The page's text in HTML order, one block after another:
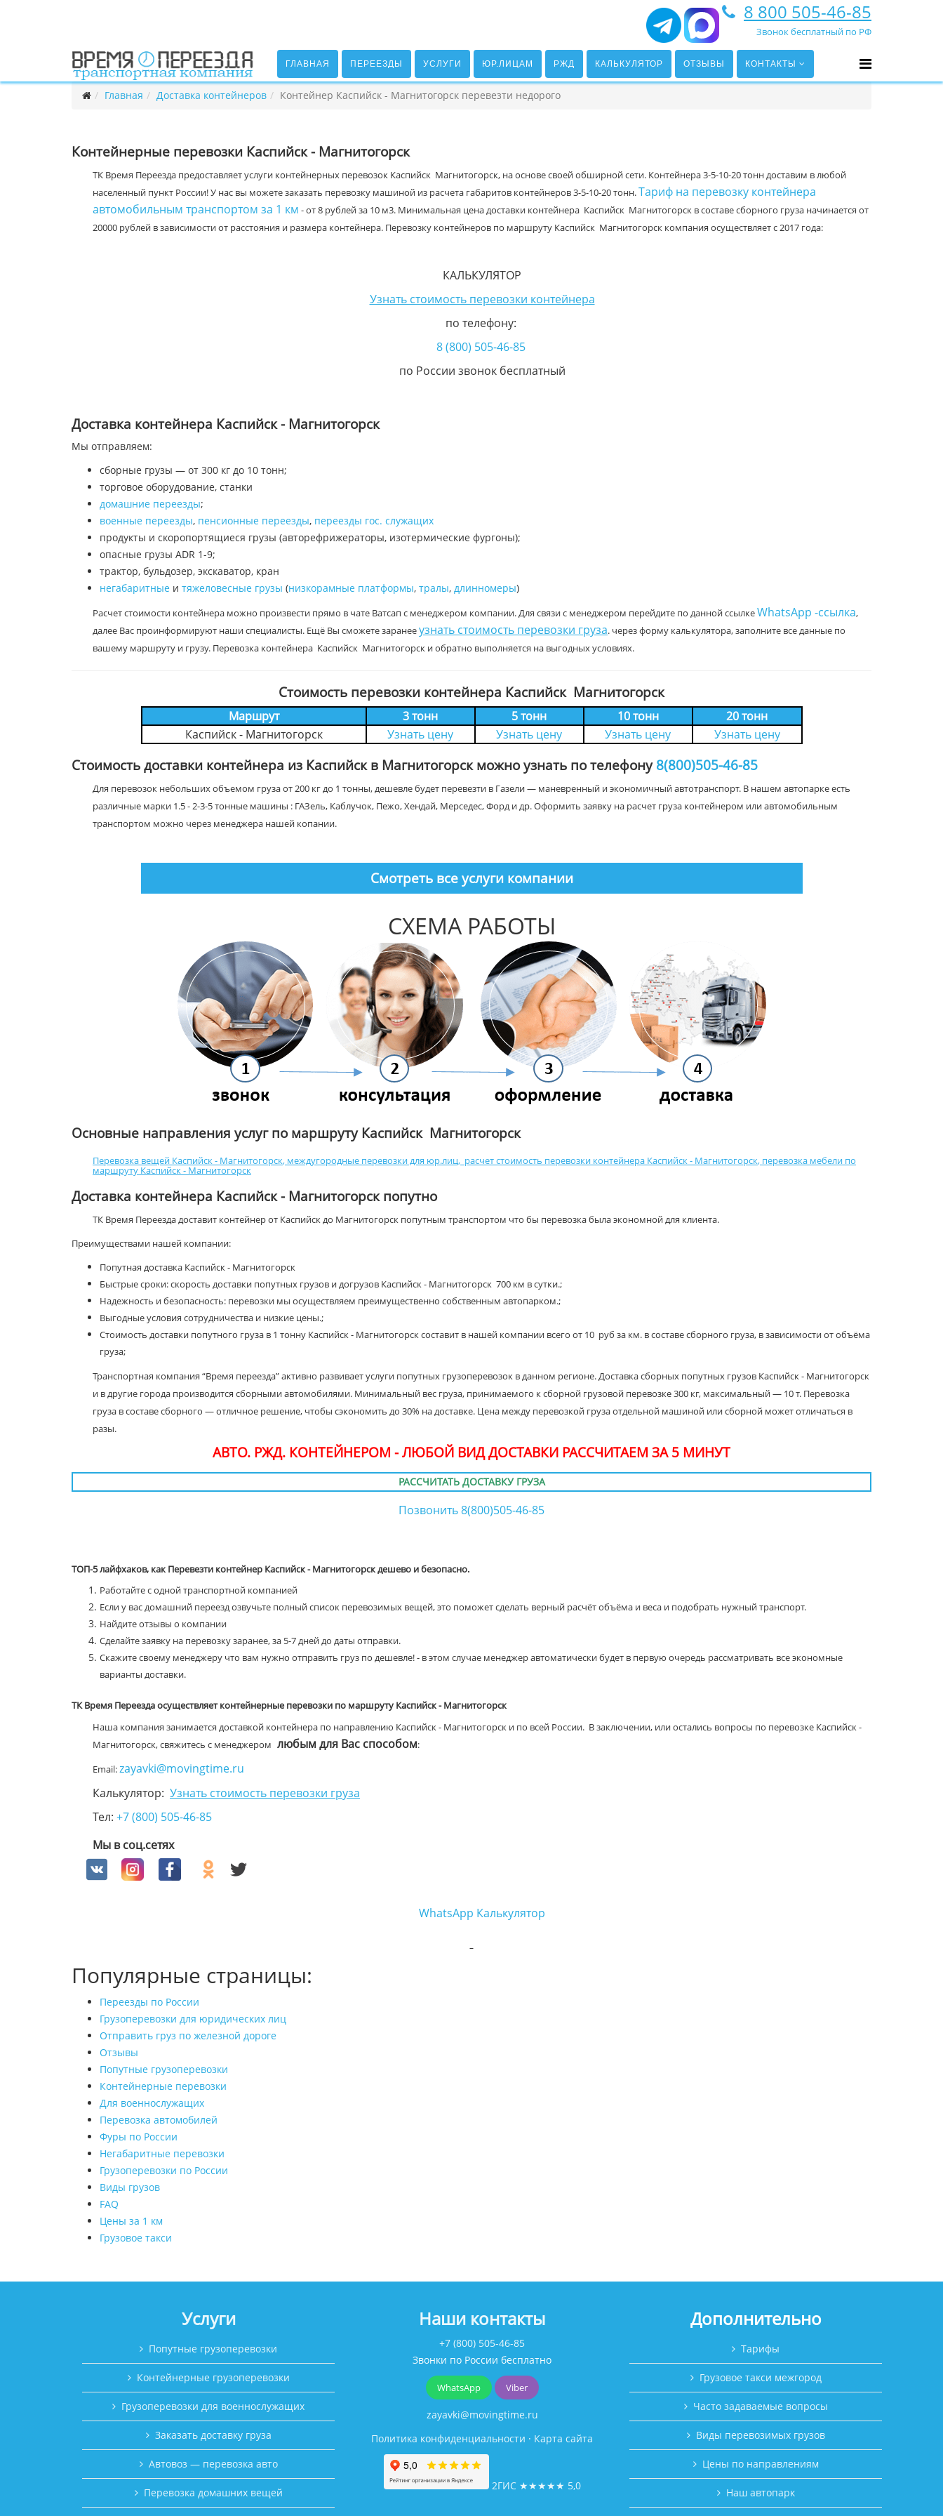
8 800 505-46-85
Звонок бесплатный по РФ
ГЛАВНАЯ ПЕРЕЕЗДЫ УСЛУГИ ЮР.ЛИЦАМ РЖД КАЛЬКУЛЯТОР ОТЗЫВЫ КОНТАКТЫ
Главная Доставка контейнеров Контейнер Каспийск - Магнитогорск перевезти недорого
Контейнерные перевозки Каспийск - Магнитогорск
ТК Время Переезда предоставляет услуги контейнерных перевозок Каспийск Магнитогорск, на основе своей обширной сети. Контейнера 3-5-10-20 тонн доставим в любой
населенный пункт России! У нас вы можете заказать перевозку машиной из расчета габаритов контейнеров 3-5-10-20 тонн.Тариф на перевозку контейнера
автомобильным транспортом за 1 км - от 8 рублей за 10 м3. Минимальная цена доставки контейнера Каспийск Магнитогорск в составе сборного груза начинается от
20000 рублей в зависимости от расстояния и размера контейнера. Перевозку контейнеров по маршруту Каспийск Магнитогорск компания осуществляет с 2017 года:
КАЛЬКУЛЯТОР
Узнать стоимость перевозки контейнера
по телефону:
8 (800) 505-46-85
по России звонок бесплатный
Доставка контейнера Каспийск - Магнитогорск
Мы отправляем:
сборные грузы — от 300 кг до 10 тонн;
торговое оборудование, станки
домашние переезды;
военные переезды, пенсионные переезды, переезды гос. служащих
продукты и скоропортящиеся грузы (авторефрижераторы, изотермические фургоны);
опасные грузы ADR 1-9;
трактор, бульдозер, экскаватор, кран
негабаритные и тяжеловесные грузы (низкорамные платформы, тралы, длинномеры)
Расчет стоимости контейнера можно произвести прямо в чате Ватсап с менеджером компании. Для связи с менеджером перейдите по данной ссылкеWhatsApp -ссылка,
далее Вас проинформируют наши специалисты. Ещё Вы сможете заранееузнать стоимость перевозки груза. через форму калькулятора, заполните все данные по
вашему маршруту и грузу. Перевозка контейнера Каспийск Магнитогорск и обратно выполняется на выгодных условиях.
Стоимость перевозки контейнера Каспийск Магнитогорск
Маршрут 3 тонн 5 тонн 10 тонн
20 тонн
Каспийск - Магнитогорск
Узнать цену Узнать цену Узнать цену Узнать цену
Стоимость доставки контейнера из Каспийск в Магнитогорск можно узнать по телефону 8(800)505-46-85
Для перевозок небольших объемом груза от 200 кг до 1 тонны, дешевле будет перевезти в Газели — маневренный и экономичный автотранспорт. В нашем автопарке есть
различные марки 1.5 - 2-3-5 тонные машины : ГАЗель, Каблучок, Пежо, Хендай, Мерседес, Форд и др. Оформить заявку на расчет груза контейнером или автомобильным
транспортом можно через менеджера нашей копании.
Смотреть все услуги компании
СХЕМА РАБОТЫ
Основные направления услуг по маршруту Каспийск Магнитогорск
Перевозка вещей Каспийск - Магнитогорск, междугородные перевозки для юр.лиц, расчет стоимость перевозки контейнера Каспийск - Магнитогорск, перевозка мебели по
маршруту Каспийск - Магнитогорск
Доставка контейнера Каспийск - Магнитогорск попутно
ТК Время Переезда доставит контейнер от Каспийск до Магнитогорск попутным транспортом что бы перевозка была экономной для клиента.
Преимуществами нашей компании:
Попутная доставка Каспийск - Магнитогорск
Быстрые сроки: скорость доставки попутных грузов и догрузов Каспийск - Магнитогорск 700 км в сутки.;
Надежность и безопасность: перевозки мы осуществляем преимущественно собственным автопарком.;
Выгодные условия сотрудничества и низкие цены.;
Стоимость доставки попутного груза в 1 тонну Каспийск - Магнитогорск составит в нашей компании всего от 10 руб за км. в составе сборного груза, в зависимости от объёма
груза;
Транспортная компания “Время переезда” активно развивает услуги попутных грузоперевозок в данном регионе. Доставка сборных попутных грузов Каспийск - Магнитогорск
и в другие города производится сборными автомобилями. Минимальный вес груза, принимаемого к сборной грузовой перевозке 300 кг, максимальный — 10 т. Перевозка
груза в составе сборного — отличное решение, чтобы сэкономить до 30% на доставке. Цена между перевозкой груза отдельной машиной или сборной может отличаться в
разы.
АВТО. РЖД. КОНТЕЙНЕРОМ - ЛЮБОЙ ВИД ДОСТАВКИ РАССЧИТАЕМ ЗА 5 МИНУТ
РАССЧИТАТЬ ДОСТАВКУ ГРУЗА
Позвонить 8(800)505-46-85
ТОП-5 лайфхаков, как Перевезти контейнер Каспийск - Магнитогорск дешево и безопасно.
Работайте с одной транспортной компанией
Если у вас домашний переезд озвучьте полный список перевозимых вещей, это поможет сделать верный расчёт объёма и веса и подобрать нужный транспорт.
Найдите отзывы о компании
Сделайте заявку на перевозку заранее, за 5-7 дней до даты отправки.
Скажите своему менеджеру что вам нужно отправить груз по дешевле! - в этом случае менеджер автоматически будет в первую очередь рассматривать все экономные
варианты доставки.
ТК Время Переезда осуществляет контейнерные перевозки по маршруту Каспийск - Магнитогорск
Наша компания занимается доставкой контейнера по направлению Каспийск - Магнитогорск и по всей России. В заключении, или остались вопросы по перевозке Каспийск -
Магнитогорск, свяжитесь с менеджером любым для Вас способом:
Email:zayavki@movingtime.ru
Калькулятор: Узнать стоимость перевозки груза
Тел: +7 (800) 505-46-85
Мы в соц.сетях
WhatsApp Калькулятор
Популярные страницы:
Переезды по России
Грузоперевозки для юридических лиц
Отправить груз по железной дороге
Отзывы
Попутные грузоперевозки
Контейнерные перевозки
Для военнослужащих
Перевозка автомобилей
Фуры по России
Негабаритные перевозки
Грузоперевозки по России
Виды грузов
FAQ
Цены за 1 км
Грузовое такси
Услуги
Попутные грузоперевозки
Контейнерные грузоперевозки
Грузоперевозки для военнослужащих
Заказать доставку груза
Автовоз — перевозка авто
Перевозка домашних вещей
Наши контакты
+7 (800) 505-46-85
Звонки по России бесплатно
WhatsApp Viber
zayavki@movingtime.ru
Политика конфиденциальности · Карта сайта
2ГИС ★★★★★ 5,0
Дополнительно
Тарифы
Грузовое такси межгород
Часто задаваемые вопросы
Виды перевозимых грузов
Цены по направлениям
Наш автопарк